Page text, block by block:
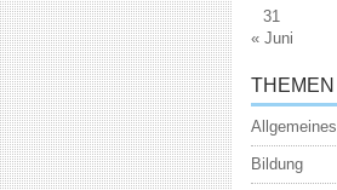
31
« Juni
THEMEN
Allgemeines
Bildung